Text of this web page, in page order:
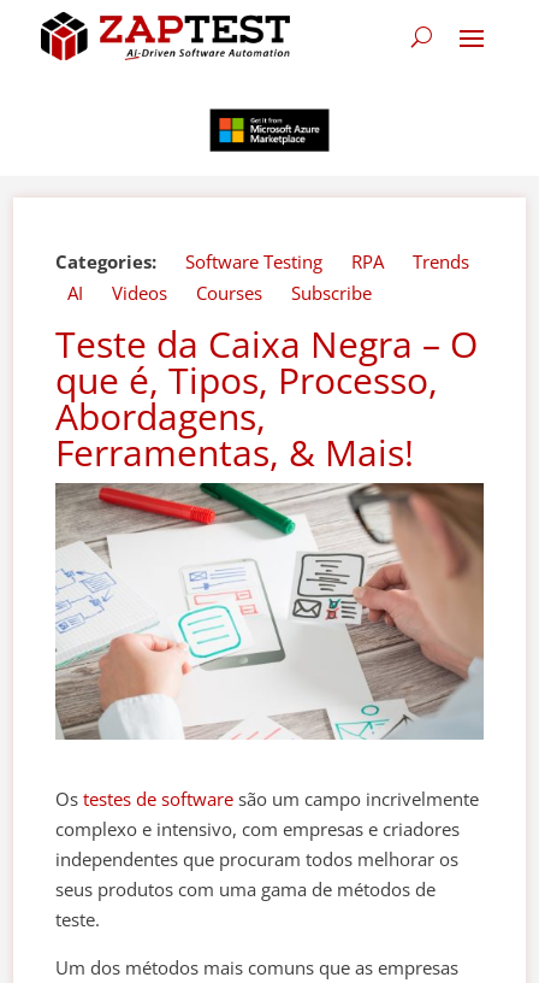
Categories: Software Testing RPA
Trends
AI
Videos Courses Subscribe
Teste da Caixa Negra – O
que é, Tipos, Processo,
Abordagens,
Ferramentas, & Mais!
Ostestes de software são um campo incrivelmente
complexo e intensivo, com empresas e criadores
independentes que procuram todos melhorar os
seus produtos com uma gama de métodos de
teste.
Um dos métodos mais comuns que as empresas